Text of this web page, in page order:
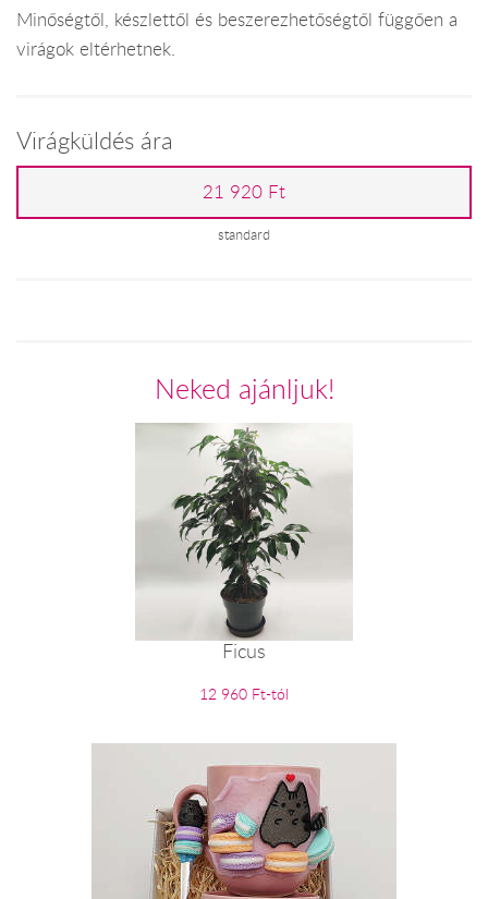
Minőségtől, készlettől és beszerezhetőségtől függően a
virágok eltérhetnek.
Virágküldés ára
21 920 Ft
standard
Neked ajánljuk!
Ficus
12 960 Ft-tól